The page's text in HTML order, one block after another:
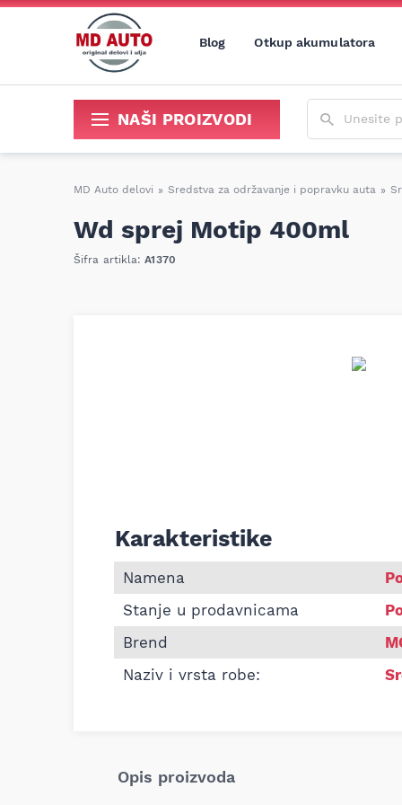
Blog Otkup akumulatora
NAŠI PROIZVODI
MD Auto delovi » Sredstva za održavanje i popravku auta »
Wd sprej Motip 400ml
Šifra artikla:A1370
Informacije o Wd sprej Motip 400ml
Karakteristike
Namena
Stanje u prodavnicama
Brend
Naziv i vrsta robe:
Opis proizvoda